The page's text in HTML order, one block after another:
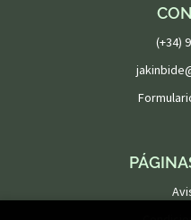
(+34)